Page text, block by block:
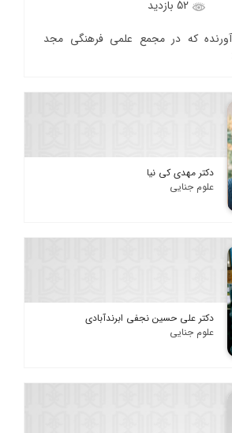
که در مجمع علمی فرهنگی مجد
دکتر مهدی کی نیا
علوم جنایی
دکتر علی حسین نجفی ابرندآبادی
علوم جنایی